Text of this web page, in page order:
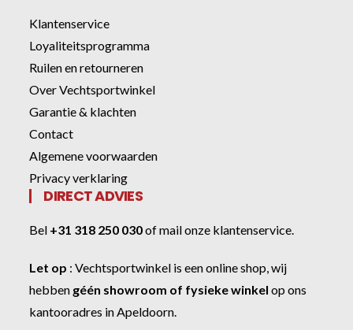
Klantenservice
Loyaliteitsprogramma
Ruilen en retourneren
Over Vechtsportwinkel
Garantie & klachten
Contact
Algemene voorwaarden
Privacy verklaring
DIRECT ADVIES
Bel +31 318 250 030ofmail onze klantenservice
Let op :Vechtsportwinkel is een online shop, wij
hebben géén showroom of fysieke winkel op ons
kantooradres in Apeldoorn.